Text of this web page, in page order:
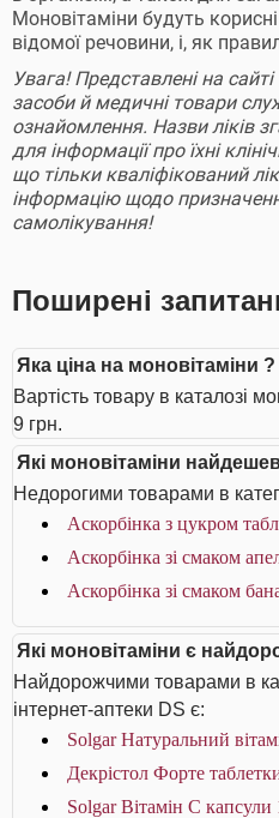
Моновітаміни будуть
відомої речовини, і, як
Увага! Представлені на сайті
засоби й медичні товари
ознайомлення. Назви ліків
для інформації про їхні
що тільки кваліфікований
інформацію щодо
самолікування!
Поширені
Яка ціна на моновітаміни ?
Вартість товару в каталозі
9 грн.
Які моновітаміни
Недорогими товарами в
Аскорбінка з цукром
Аскорбінка зі смаком
Аскорбінка зі смаком
Які моновітаміни є
Найдорожчими товарами в
інтернет-аптеки DS є:
Solgar Натуральний
Декрістол Форте
Solgar Вітамін С